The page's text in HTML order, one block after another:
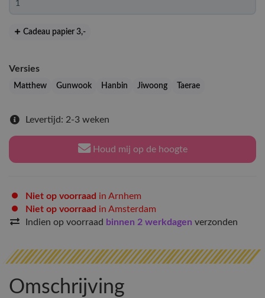
Cadeau papier 3,-
Versies
Matthew Gunwook Hanbin Jiwoong Taerae
Levertijd: 2-3 weken
Houd mij op de hoogte
Niet op voorraad in Arnhem
Niet op voorraad in Amsterdam
Indien op voorraad binnen 2 werkdagen verzonden
Omschrijving